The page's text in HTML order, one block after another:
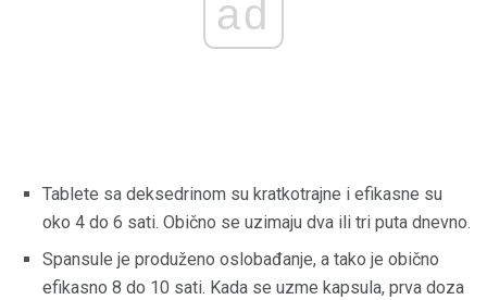
ad
Tablete sa deksedrinom su kratkotrajne i efikasne su
oko 4 do 6 sati. Obično se uzimaju dva ili tri puta dnevno.
Spansule je produženo oslobađanje, a tako je obično
efikasno 8 do 10 sati. Kada se uzme kapsula, prva doza